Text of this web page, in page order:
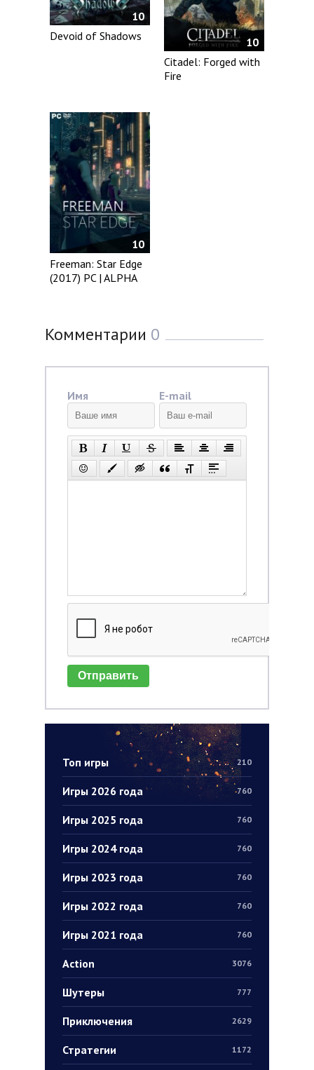
Топ игры 210
Игры 2026 года 760
Игры 2025 года 760
Игры 2024 года 760
Игры 2023 года 760
Игры 2022 года 760
Игры 2021 года 760
Action 3076
Шутеры 777
Приключения 2629
Стратегии 1172
10
Devoid of Shadows
10
Citadel: Forged with
Fire
10
Freeman: Star Edge
(2017) PC | ALPHA
Комментарии 0
Имя E-mail
Отправить